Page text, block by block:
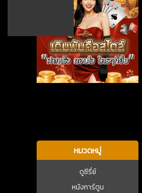
หมวดหมู่
ดูซีรี่ย์
หนังการ์ตูน